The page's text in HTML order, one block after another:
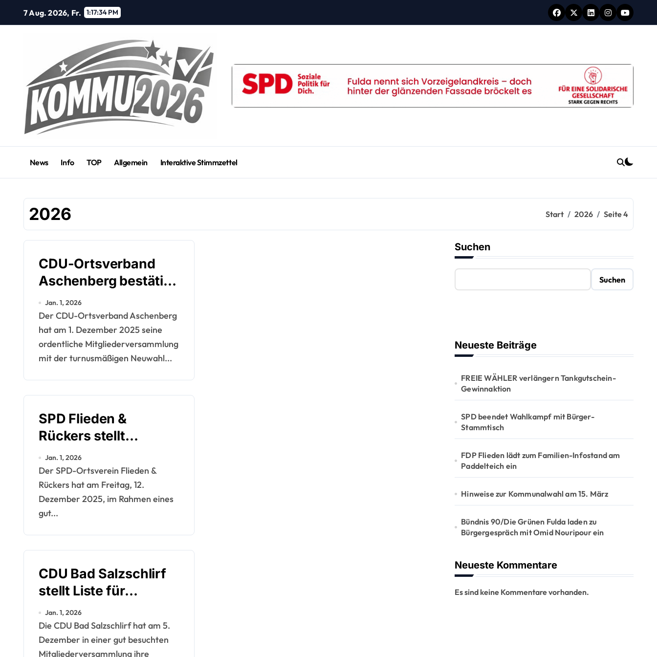
springen
7 Aug. 2026, Fr. 1:17:34 PM
News Info TOP Allgemein Interaktive Stimmzettel
2026 Start 2026 Seite 4
CDU-Ortsverband
Aschenberg bestätigt
Vorstand bei
Mitgliederversammlu
ng
Jan. 1, 2026
Der CDU-Ortsverband Aschenberg
hat am 1. Dezember 2025 seine
ordentliche Mitgliederversammlung
mit der turnusmäßigen Neuwahl...
SPD Flieden &
Rückers stellt
Kandidatenlisten für
Kommunalwahl 2026
auf
Jan. 1, 2026
Der SPD-Ortsverein Flieden &
Rückers hat am Freitag, 12.
Dezember 2025, im Rahmen eines
gut...
CDU Bad Salzschlirf
stellt Liste für
Kommunalwahl 2026
vor
Jan. 1, 2026
Die CDU Bad Salzschlirf hat am 5.
Dezember in einer gut besuchten
Mitgliederversammlung ihre
Suchen
Suchen
Neueste Beiträge
FREIE WÄHLER verlängern Tankgutschein-
Gewinnaktion
SPD beendet Wahlkampf mit Bürger-
Stammtisch
FDP Flieden lädt zum Familien-Infostand am
Paddelteich ein
Hinweise zur Kommunalwahl am 15. März
Bündnis 90/Die Grünen Fulda laden zu
Bürgergespräch mit Omid Nouripour ein
Neueste Kommentare
Es sind keine Kommentare vorhanden.